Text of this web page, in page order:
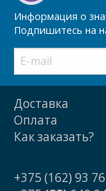
Информация о
Подпишитесь на
Доставка
Оплата
Как заказать?
+375 (162) 93